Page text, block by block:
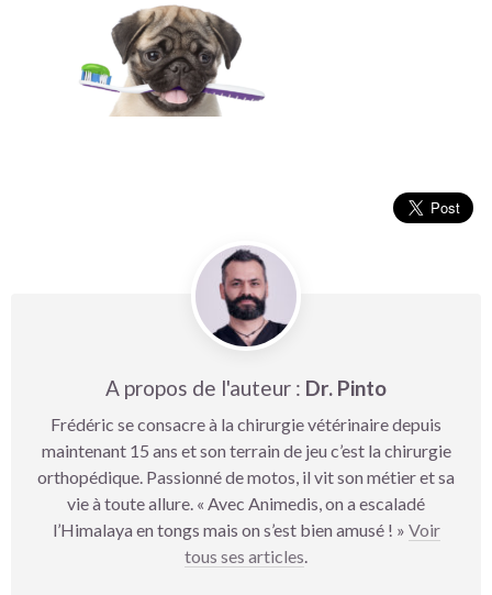
A propos de l'auteur : Dr. Pinto
Frédéric se consacre à la chirurgie vétérinaire depuis
maintenant 15 ans et son terrain de jeu c’est la chirurgie
orthopédique. Passionné de motos, il vit son métier et sa
vie à toute allure. « Avec Animedis, on a escaladé
l’Himalaya en tongs mais on s’est bien amusé ! » Voir
tous ses articles.